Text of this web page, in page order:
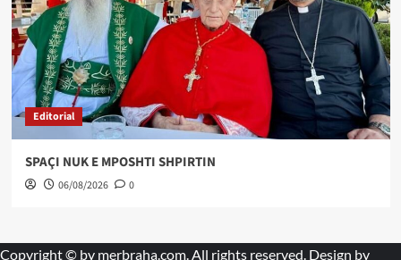
Editorial
SPAÇI NUK E MPOSHTI SHPIRTIN
06/08/2026 0
Copyright © by merbraha.com. All rights reserved. Design by